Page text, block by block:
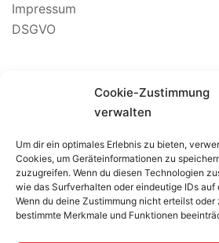
Cookie-Zustimmung
verwalten
Um dir ein optimales Erlebnis zu bieten,
Cookies, um Geräteinformationen zu
zuzugreifen. Wenn du diesen Technologien
wie das Surfverhalten oder eindeutige IDs auf
Wenn du deine Zustimmung nicht erteilst
bestimmte Merkmale und Funktionen
Impressum
DSGVO
BEWERTUNG